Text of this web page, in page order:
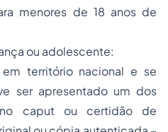
menores de 18 anos de
ou adolescente:
território nacional e se
ser apresentado um dos
no caput ou certidão de